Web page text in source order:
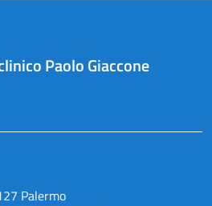
Paolo Giaccone
Palermo